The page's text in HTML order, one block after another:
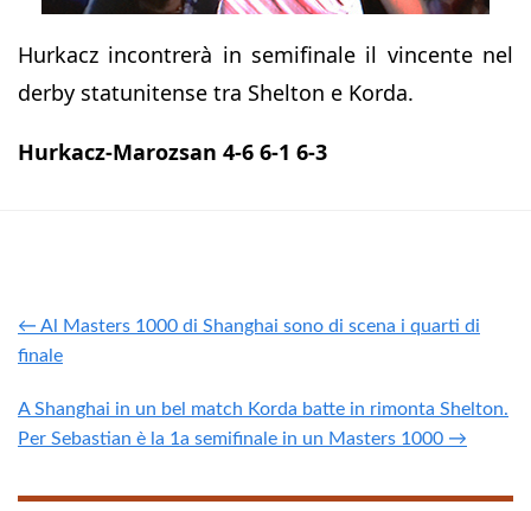
Hurkacz incontrerà in semifinale il vincente nel
derby statunitense tra Shelton e Korda.
Hurkacz-Marozsan 4-6 6-1 6-3
← Al Masters 1000 di Shanghai sono di scena i quarti di
finale
A Shanghai in un bel match Korda batte in rimonta Shelton.
Per Sebastian è la 1a semifinale in un Masters 1000 →